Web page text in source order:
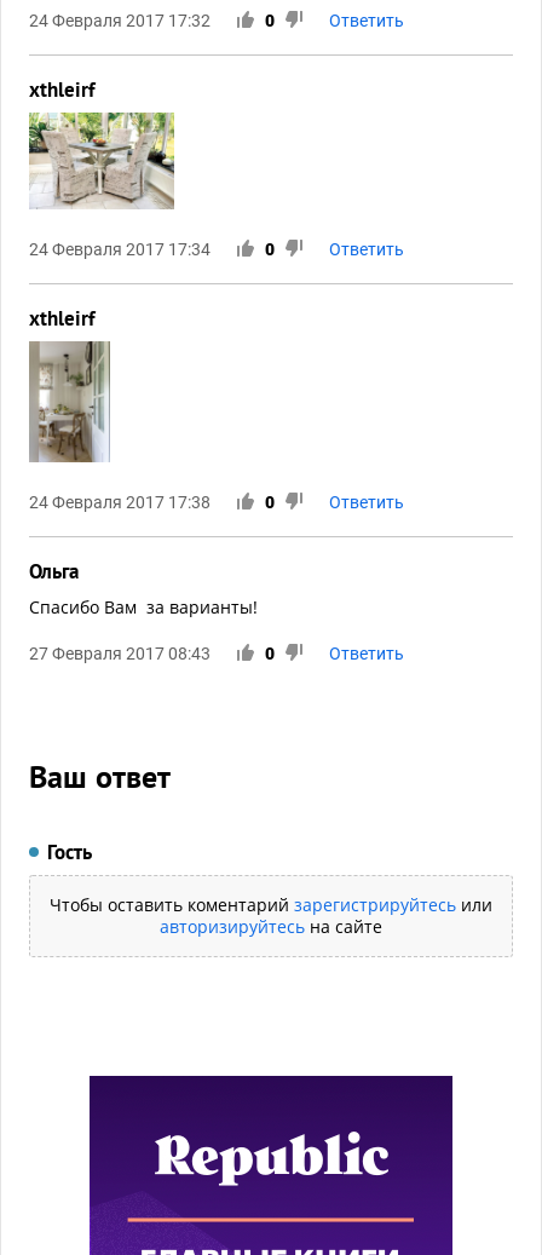
24 Февраля 2017 17:32 0 Ответить
xthleirf
24 Февраля 2017 17:34 0 Ответить
xthleirf
24 Февраля 2017 17:38 0 Ответить
Ольга
Спасибо Вам за варианты!
27 Февраля 2017 08:43 0 Ответить
Ваш ответ
Гость
Чтобы оставить коментарий зарегистрируйтесь или
авторизируйтесь на сайте